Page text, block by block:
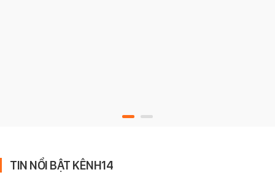
TIN NỔI BẬT KÊNH14